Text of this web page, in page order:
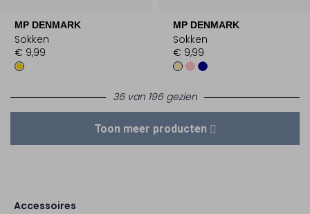
MP DENMARK
Sokken
€ 9,99
MP DENMARK
Sokken
€ 9,99
36 van 196 gezien
Toon meer producten
Accessoires